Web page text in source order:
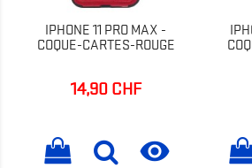
IPHONE 11 PRO MAX -
COQUE-CARTES-ROUGE
Prix
14,90 CHF
